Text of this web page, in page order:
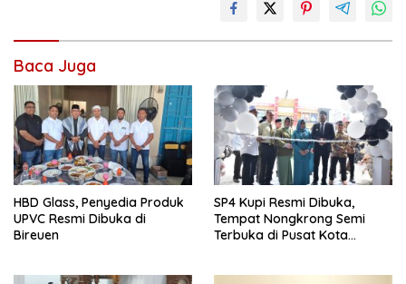
Baca Juga
HBD Glass, Penyedia Produk
UPVC Resmi Dibuka di
Bireuen
SP4 Kupi Resmi Dibuka,
Tempat Nongkrong Semi
Terbuka di Pusat Kota